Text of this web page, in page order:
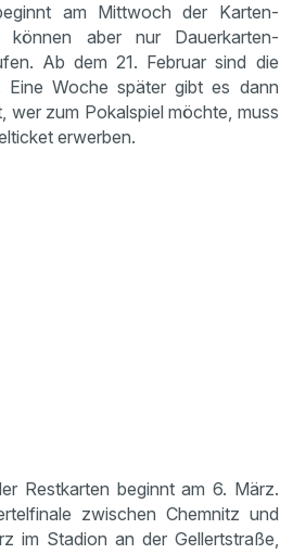
am Mittwoch der Karten-
können aber nur Dauerkarten-
Ab dem 21. Februar sind die
Eine Woche später gibt es dann
wer zum Pokalspiel möchte, muss
erwerben.
Restkarten beginnt am 6. März.
zwischen Chemnitz und
im Stadion an der Gellertstraße,